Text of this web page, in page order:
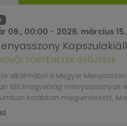
09., 00:00 - 2026. március
TÖRTÉNETEK GYŰJTÉSE
alkalmából a Magyar
élő magyarság
korábban megrendezett,
A tárlat a magyar nő, a